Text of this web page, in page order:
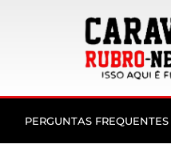
PERGUNTAS FREQUENTES